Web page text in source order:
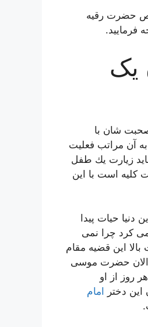
حضرت رقیه
فرمایید.
یک
شان با
آن مراتب فعلیت
زیارت یك طفل
كلیه است با این
حیات پیدا
كرد چرا نمی
این قضیه مقام
الان حضرت موسی
روز از او
دختر
امام